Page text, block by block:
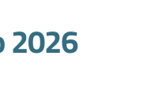
2026